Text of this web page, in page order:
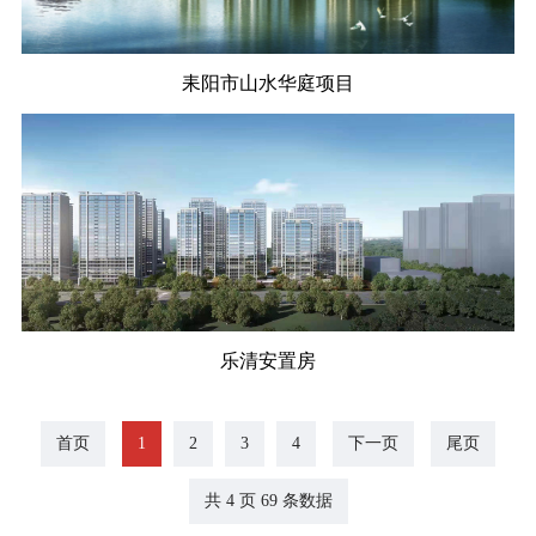
耒阳市山水华庭项目
乐清安置房
首页 1 2 3 4 下一页 尾页
共 4 页 69 条数据